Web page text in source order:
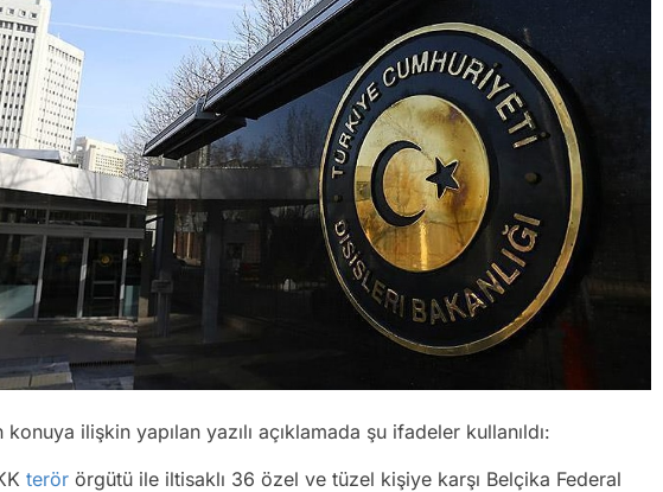
konuya ilişkin yapılan yazılı açıklamada şu ifadeler kullanıldı:
terör örgütü ile iltisaklı 36 özel ve tüzel kişiye karşı Belçika Federal